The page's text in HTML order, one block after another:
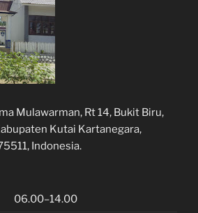
Mulawarman, Rt 14, Bukit Biru,
Kutai Kartanegara,
Indonesia.
06.00–14.00